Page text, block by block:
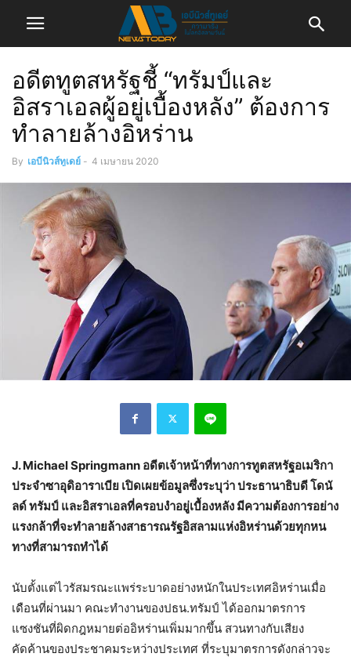
อดีตทูตสหรัฐชี้ “ทรัมป์และ
อิสราเอลผู้อยู่เบื้องหลัง” ต้องการ
ทำลายล้างอิหร่าน
By เอบีนิวส์ทูเดย์ - 4 เมษายน 2020
J. Michael Springmann อดีตเจ้าหน้าที่ทางการทูตสหรัฐอเมริกา
ประจำซาอุดิอาราเบีย เปิดเผยข้อมูลซึ่งระบุว่า ประธานาธิบดี โดนั
ลด์ ทรัมป์ และอิสราเอลที่ครอบงำอยู่เบื้องหลัง มีความต้องการอย่าง
แรงกล้าที่จะทำลายล้างสาธารณรัฐอิสลามแห่งอิหร่านด้วยทุกหน
ทางที่สามารถทำได้
นับตั้งแต่ไวรัสมรณะแพร่ระบาดอย่างหนักในประเทศอิหร่านเมื่อ
เดือนที่ผ่านมา คณะทำงานของปธน.ทรัมป์ ได้ออกมาตรการ
แซงชันที่ผิดกฎหมายต่ออิหร่านเพิ่มมากขึ้น สวนทางกับเสียง
คัดค้านของประชาคมระหว่างประเทศ ที่ระบุมาตรการดังกล่าวจะ